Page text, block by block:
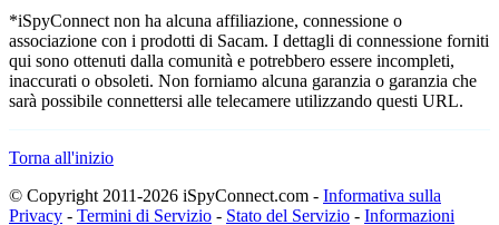
*iSpyConnect non ha alcuna affiliazione, connessione o
associazione con i prodotti di Sacam. I dettagli di connessione forniti
qui sono ottenuti dalla comunità e potrebbero essere incompleti,
inaccurati o obsoleti. Non forniamo alcuna garanzia o garanzia che
sarà possibile connettersi alle telecamere utilizzando questi URL.
Torna all'inizio
© Copyright 2011-2026 iSpyConnect.com - Informativa sulla
Privacy - Termini di Servizio - Stato del Servizio - Informazioni